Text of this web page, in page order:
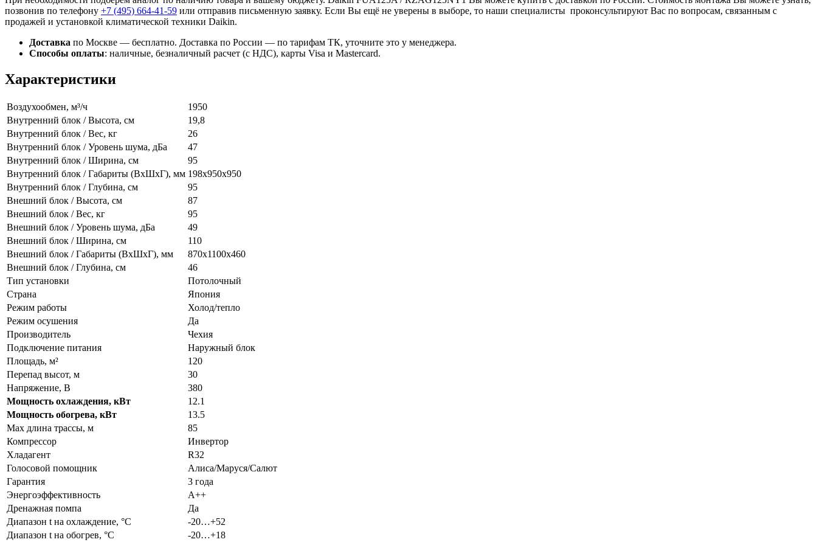
позвонив по телефону +7 (495) 664-41-59 или отправив письменную заявку. Если Вы ещё не уверены в выборе, то наши специалисты проконсультируют Вас по вопросам, связанным с
продажей и установкой климатической техники Daikin.
Доставка по Москве — бесплатно. Доставка по России — по тарифам ТК, уточните это у менеджера.
Способы оплаты: наличные, безналичный расчет (с НДС), карты Visa и Mastercard.
Характеристики
Воздухообмен, м³/ч
1950
Внутренний блок / Высота, см
19,8
Внутренний блок / Вес, кг
26
Внутренний блок / Уровень шума, дБа
47
Внутренний блок / Ширина, см
95
Внутренний блок / Габариты (ВхШхГ), мм 198x950х950
Внутренний блок / Глубина, см
95
Внешний блок / Высота, см
87
Внешний блок / Вес, кг
95
Внешний блок / Уровень шума, дБа
49
Внешний блок / Ширина, см
110
Внешний блок / Габариты (ВхШхГ), мм
870х1100х460
Внешний блок / Глубина, см
46
Тип установки
Потолочный
Страна
Япония
Режим работы
Холод/тепло
Режим осушения
Да
Производитель
Чехия
Подключение питания
Наружный блок
Площадь, м²
120
Перепад высот, м
30
Напряжение, В
380
Мощность охлаждения, кВт
12.1
Мощность обогрева, кВт
13.5
Max длина трассы, м
85
Компрессор
Инвертор
Хладагент
R32
Голосовой помощник
Алиса/Маруся/Салют
Гарантия
3 года
Энергоэффективность
A++
Дренажная помпа
Да
Диапазон t на охлаждение, °С
-20…+52
Диапазон t на обогрев, °С
-20…+18